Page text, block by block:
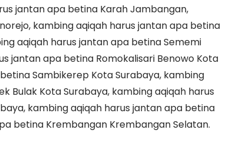
jantan apa betina Karah Jambangan,
kambing aqiqah harus jantan apa betina
aqiqah harus jantan apa betina Sememi
jantan apa betina Romokalisari Benowo Kota
Sambikerep Kota Surabaya, kambing
Bulak Kota Surabaya, kambing aqiqah harus
kambing aqiqah harus jantan apa betina
betina Krembangan Krembangan Selatan.